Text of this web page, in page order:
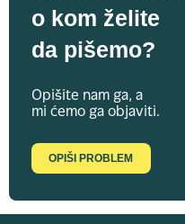
o kom želite
da pišemo?
Opišite nam ga, a
mi ćemo ga objaviti.
OPIŠI PROBLEM